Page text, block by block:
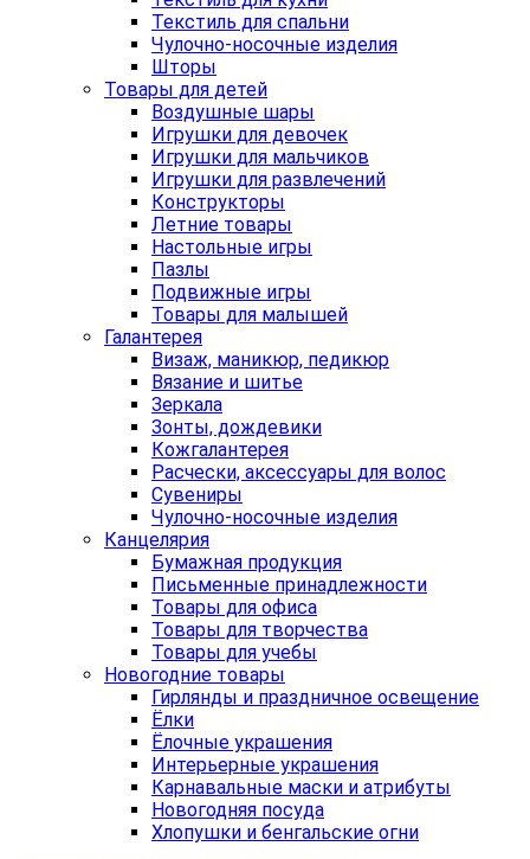
Текстиль для спальни
Чулочно-носочные изделия
Шторы
Товары для детей
Воздушные шары
Игрушки для девочек
Игрушки для мальчиков
Игрушки для развлечений
Конструкторы
Летние товары
Настольные игры
Пазлы
Подвижные игры
Товары для малышей
Галантерея
Визаж, маникюр, педикюр
Вязание и шитье
Зеркала
Зонты, дождевики
Кожгалантерея
Расчески, аксессуары для волос
Сувениры
Чулочно-носочные изделия
Канцелярия
Бумажная продукция
Письменные принадлежности
Товары для офиса
Товары для творчества
Товары для учебы
Новогодние товары
Гирлянды и праздничное освещение
Ёлки
Ёлочные украшения
Интерьерные украшения
Карнавальные маски и атрибуты
Новогодняя посуда
Хлопушки и бенгальские огни